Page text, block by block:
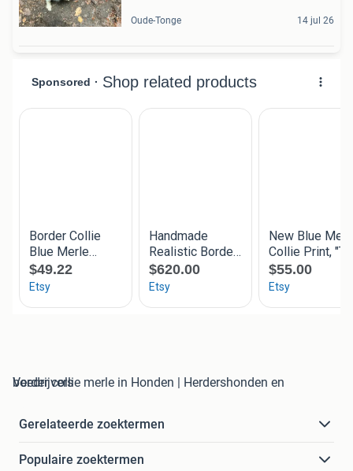
Oude-Tonge 14 jul 26
border collie merle in Honden | Herdershonden en Veedrijvers
Gerelateerde zoektermen
Populaire zoektermen